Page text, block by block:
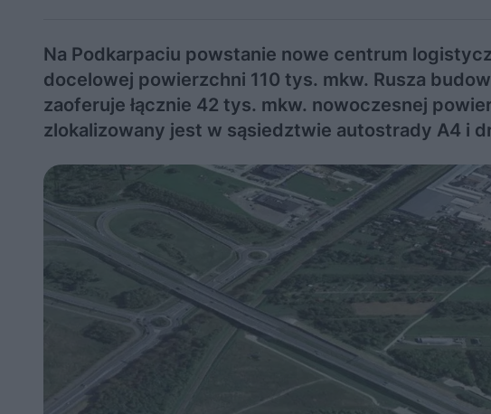
Na Podkarpaciu powstanie nowe centrum
docelowej powierzchni 110 tys. mkw. Rusza
zaoferuje łącznie 42 tys. mkw. nowoczesnej
zlokalizowany jest w sąsiedztwie autostrady A4 i